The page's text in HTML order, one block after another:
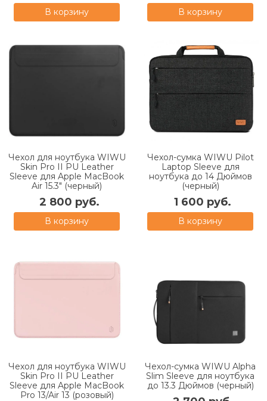
В корзину В корзину
Чехол для ноутбука WIWU
Skin Pro II PU Leather
Sleeve для Apple MacBook
Air 15.3" (черный)
2 800 руб.
В корзину
Чехол-сумка WIWU Pilot
Laptop Sleeve для
ноутбука до 14 Дюймов
(черный)
1 600 руб.
В корзину
Чехол для ноутбука WIWU
Skin Pro II PU Leather
Sleeve для Apple MacBook
Pro 13/Air 13 (розовый)
Чехол-сумка WIWU Alpha
Slim Sleeve для ноутбука
до 13.3 Дюймов (черный)